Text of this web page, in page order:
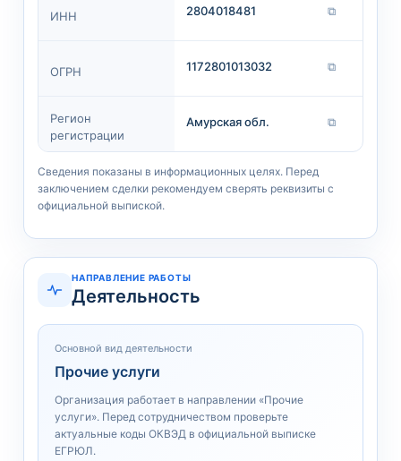
ИНН 2804018481 ⧉
ОГРН 1172801013032 ⧉
Регион
регистрации
Амурская обл. ⧉
Сведения показаны в информационных целях. Перед
заключением сделки рекомендуем сверять реквизиты с
официальной выпиской.
НАПРАВЛЕНИЕ РАБОТЫ
Деятельность
Основной вид деятельности
Прочие услуги
Организация работает в направлении «Прочие
услуги». Перед сотрудничеством проверьте
актуальные коды ОКВЭД в официальной выписке
ЕГРЮЛ.